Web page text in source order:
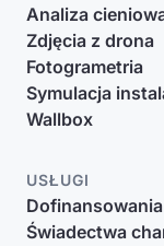
Analiza
Zdjęcia z drona
Fotogrametria
Symulacja
Wallbox
USŁUGI
Dofinansowania
Świadectwa